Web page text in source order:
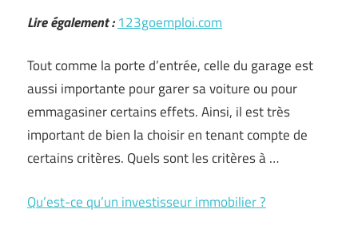
Lire également : 123goemploi.com
Tout comme la porte d’entrée, celle du garage est
aussi importante pour garer sa voiture ou pour
emmagasiner certains effets. Ainsi, il est très
important de bien la choisir en tenant compte de
certains critères. Quels sont les critères à …
Qu’est-ce qu’un investisseur immobilier ?